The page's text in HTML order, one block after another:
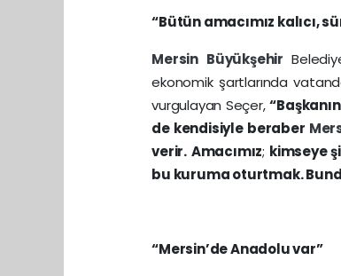
“Bütün amacımız kalıcı,
Mersin Büyükşehir
ekonomik şartlarında
vurgulayan Seçer,
de kendisiyle beraber
verir. Amacımız; kimseye
bu kuruma oturtmak.
“Mersin’de Anadolu var”